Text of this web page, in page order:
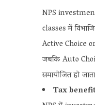
NPS
classes में
Active Choice
जबकि Auto
समायोजित हो
Tax